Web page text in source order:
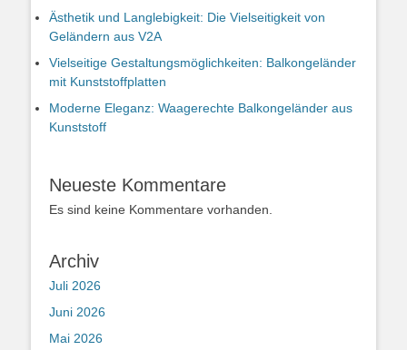
Ästhetik und Langlebigkeit: Die Vielseitigkeit von
Geländern aus V2A
Vielseitige Gestaltungsmöglichkeiten: Balkongeländer
mit Kunststoffplatten
Moderne Eleganz: Waagerechte Balkongeländer aus
Kunststoff
Neueste Kommentare
Es sind keine Kommentare vorhanden.
Archiv
Juli 2026
Juni 2026
Mai 2026